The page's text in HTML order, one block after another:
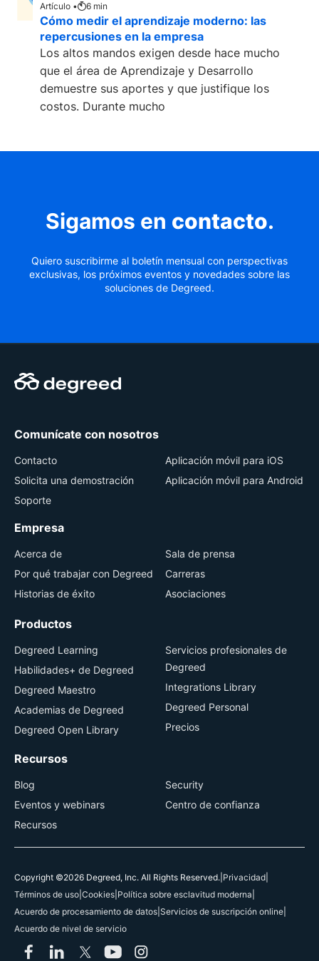
Artículo • 6 min
Cómo medir el aprendizaje moderno: las
repercusiones en la empresa
Los altos mandos exigen desde hace mucho
que el área de Aprendizaje y Desarrollo
demuestre sus aportes y que justifique los
costos. Durante mucho
Sigamos en contacto.
Quiero suscribirme al boletín mensual con perspectivas
exclusivas, los próximos eventos y novedades sobre las
soluciones de Degreed.
Comunícate con nosotros
Contacto
Solicita una demostración
Soporte
Aplicación móvil para iOS
Aplicación móvil para Android
Empresa
Acerca de
Por qué trabajar con Degreed
Historias de éxito
Sala de prensa
Carreras
Asociaciones
Productos
Degreed Learning
Habilidades+ de Degreed
Degreed Maestro
Academias de Degreed
Degreed Open Library
Servicios profesionales de
Degreed
Integrations Library
Degreed Personal
Precios
Recursos
Blog
Eventos y webinars
Recursos
Security
Centro de confianza
Copyright ©2026 Degreed, Inc. All Rights Reserved. Privacidad
Términos de uso Cookies Política sobre esclavitud moderna
Acuerdo de procesamiento de datos Servicios de suscripción online
Acuerdo de nivel de servicio